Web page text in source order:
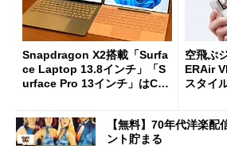
Snapdragon X2搭載「Surfa
ce Laptop 13.8インチ」「S
urface Pro 13インチ」はCop
た
空飛ぶ
ERAir
スタイ
【無料】70年代洋楽配
ント貯まる